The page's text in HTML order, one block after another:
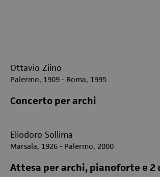
Ottavio Ziino
Palermo, 1909 - Roma, 1995
Concerto per archi
Eliodoro Sollima
Marsala, 1926 - Palermo, 2000
Attesa per archi, pianoforte e 2